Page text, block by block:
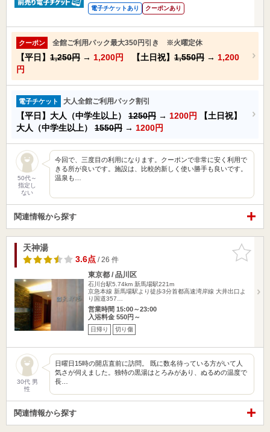
電子チケットあり クーポンあり
クーポン 全館ご利用パック最大350円引き ※火曜定休
【平日】 1,250円 → 1,200円 【土日祝】 1,550円 → 1,200
円
電子チケット 大人全館ご利用パック割引
【平日】大人（中学生以上） 1250円 → 1200円
【土日祝】
大人（中学生以上） 1550円 → 1200円
50代～
指定し
ない
今回で、三度目の利用になります。クーポンで非常に安く利用で
きる所が良いです。施設は、比較的新しく使い勝手も良いです。
温泉も…
関連情報から探す
お気に入
りに追加
天神湯
3.6点/ 26 件
東京都 / 品川区
石川台駅5.74km 新馬場駅221m
京急本線 新馬場駅より徒歩3分首都高速湾岸線 大井出口よ
り国道357…
営業時間 15:00～23:00
入浴料金 550円～
日帰り 切り傷
30代 男
性
日曜日15時の開店直前に訪問。 既に数名待っている方がいて人
気さが伺えました。独特の黒湯はとろみがあり、ぬるめの温度で
長…
関連情報から探す